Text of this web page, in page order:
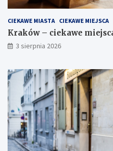
CIEKAWE MIASTA CIEKAWE MIEJSCA
Kraków – ciekawe
3 sierpnia 2026